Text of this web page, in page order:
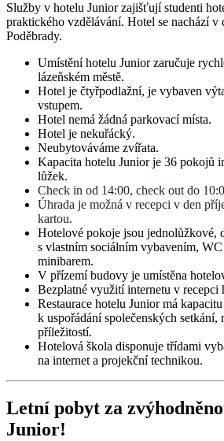
Služby v hotelu Junior zajišťují studenti
praktického vzdělávání. Hotel se nachází v
Poděbrady.
Umístění hotelu Junior zaručuje
lázeňském městě.
Hotel je čtyřpodlažní, je vybaven
vstupem.
Hotel nemá žádná parkovací místa.
Hotel je nekuřácký.
Neubytováváme zvířata.
Kapacita hotelu Junior je 36 pokojů
lůžek.
Check in od 14:00, check out do
Úhrada je možná v recepci v den
kartou.
Hotelové pokoje jsou jednolůžkové,
s vlastním sociálním vybavením,
minibarem.
V přízemí budovy je umístěna
Bezplatné využití internetu v recepci
Restaurace hotelu Junior má
k uspořádání společenských setkání,
příležitostí.
Hotelová škola disponuje třídami
na internet a projekční technikou.
Letní pobyt za
Junior!